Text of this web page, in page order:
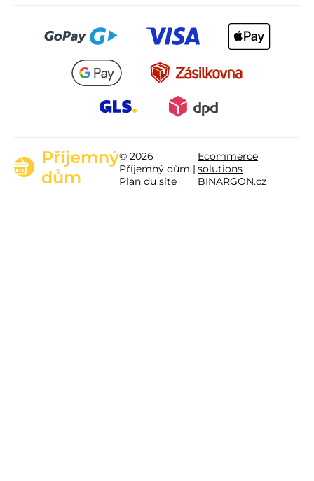
Příjemný
dům
© 2026
Příjemný dům |
Plan du site
Ecommerce
solutions
BINARGON.cz